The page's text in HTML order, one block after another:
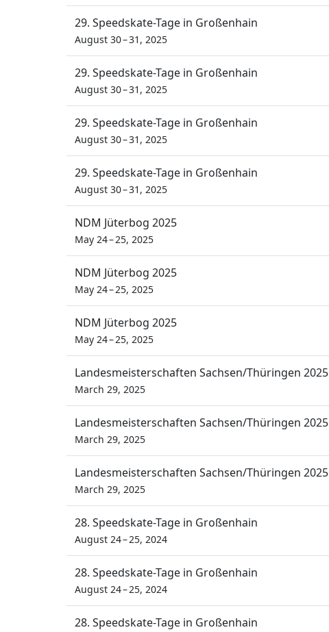
29. Speedskate-Tage in Großenhain
August 30 – 31, 2025
29. Speedskate-Tage in Großenhain
August 30 – 31, 2025
29. Speedskate-Tage in Großenhain
August 30 – 31, 2025
29. Speedskate-Tage in Großenhain
August 30 – 31, 2025
NDM Jüterbog 2025
May 24 – 25, 2025
NDM Jüterbog 2025
May 24 – 25, 2025
NDM Jüterbog 2025
May 24 – 25, 2025
Landesmeisterschaften Sachsen/Thüringen 2025
March 29, 2025
Landesmeisterschaften Sachsen/Thüringen 2025
March 29, 2025
Landesmeisterschaften Sachsen/Thüringen 2025
March 29, 2025
28. Speedskate-Tage in Großenhain
August 24 – 25, 2024
28. Speedskate-Tage in Großenhain
August 24 – 25, 2024
28. Speedskate-Tage in Großenhain